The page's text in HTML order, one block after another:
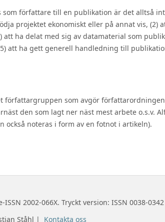
författare till en publikation är det alltså
projektet ekonomiskt eller på annat vis, (2)
ha delat med sig av datamaterial som
att ha gett generell handledning till
författargruppen som avgör
den som lagt ner näst mest arbete o.s.v.
också noteras i form av en fotnot i artikeln).
2002-066X. Tryckt version: ISSN 0038-0342
Ståhl | Kontakta oss